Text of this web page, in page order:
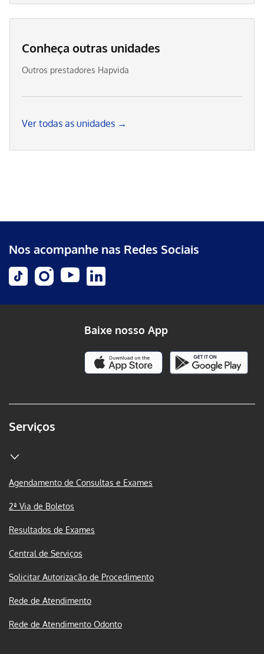
Conheça outras unidades
Outros prestadores Hapvida
Ver todas as unidades →
Nos acompanhe nas Redes Sociais
Serviços
Agendamento de Consultas e Exames
2ª Via de Boletos
Resultados de Exames
Central de Serviços
Solicitar Autorização de Procedimento
Rede de Atendimento
Rede de Atendimento Odonto
Baixe nosso App